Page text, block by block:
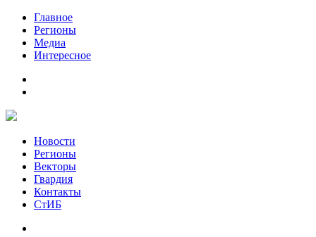
Главное
Регионы
Медиа
Интересное
Новости
Регионы
Векторы
Гвардия
Контакты
СтИБ